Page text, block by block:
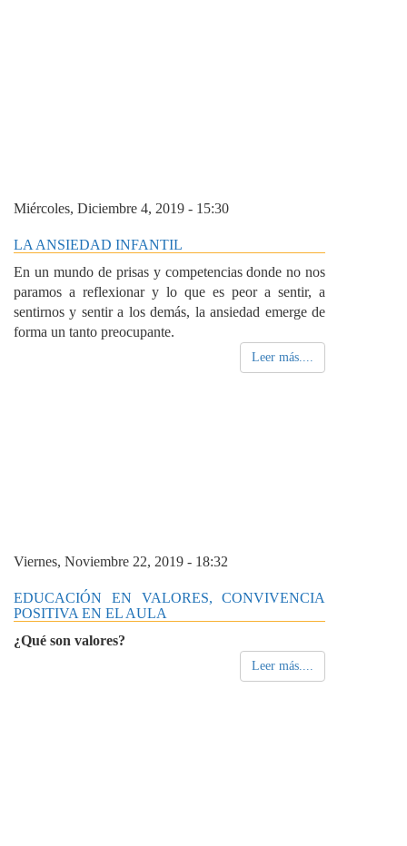
Miércoles, Diciembre 4, 2019 - 15:30
LA ANSIEDAD INFANTIL
En un mundo de prisas y competencias donde no nos
paramos a reflexionar y lo que es peor a sentir, a
sentirnos y sentir a los demás, la ansiedad emerge de
forma un tanto preocupante.
Leer más....
Viernes, Noviembre 22, 2019 - 18:32
EDUCACIÓN EN VALORES, CONVIVENCIA
POSITIVA EN EL AULA
¿Qué son valores?
Leer más....